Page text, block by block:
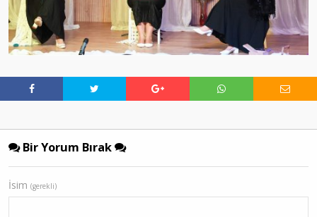
Bir Yorum Bırak
İsim (gerekli)